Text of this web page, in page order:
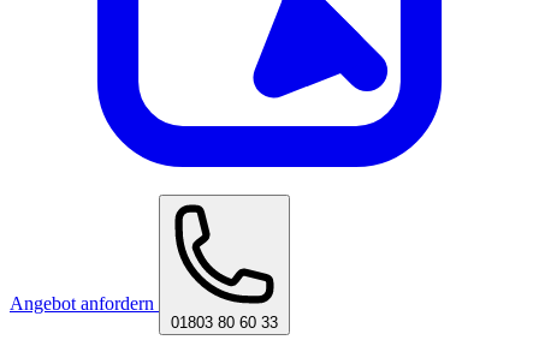
Angebot anfordern
01803 80 60 33